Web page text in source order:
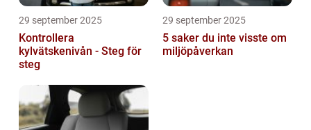
29 september 2025
Kontrollera
kylvätskenivån - Steg för
steg
29 september 2025
5 saker du inte visste om
miljöpåverkan